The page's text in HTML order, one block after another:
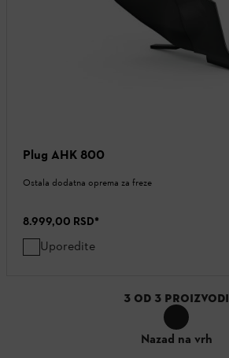
Plug AHK 800
Ostala dodatna oprema za freze
8.999,00 RSD*
Uporedite
3 OD 3 PROIZVODI
Nazad na vrh